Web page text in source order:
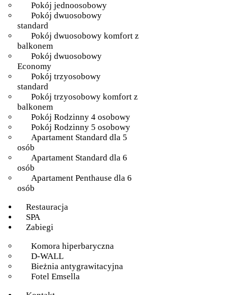
Pokój jednoosobowy
Pokój dwuosobowy
standard
Pokój dwuosobowy komfort z
balkonem
Pokój dwuosobowy
Economy
Pokój trzyosobowy
standard
Pokój trzyosobowy komfort z
balkonem
Pokój Rodzinny 4 osobowy
Pokój Rodzinny 5 osobowy
Apartament Standard dla 5
osób
Apartament Standard dla 6
osób
Apartament Penthause dla 6
osób
Restauracja
SPA
Zabiegi
Komora hiperbaryczna
D-WALL
Bieżnia antygrawitacyjna
Fotel Emsella